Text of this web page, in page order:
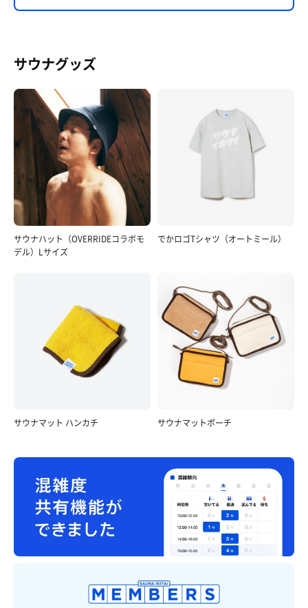
サウナグッズ
サウナハット（OVERRIDEコラボモ
デル）Lサイズ
でかロゴTシャツ（オートミール）
サウナマット ハンカチ サウナマットポーチ